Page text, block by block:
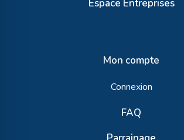
Espace Entreprises
Mon compte
Connexion
FAQ